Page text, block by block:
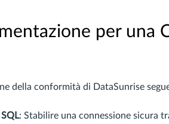
per una
della conformità di DataSunrise
: Stabilire una connessione sicura